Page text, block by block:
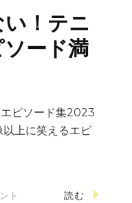
！テニ
ード満
ピソード集2023
上に笑えるエピ
ト 読む